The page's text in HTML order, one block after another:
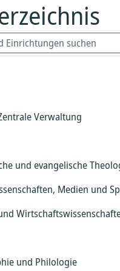
Verwaltung
und Diversität
und
für die Biologische
Forschung und
und evangelische
Theologie
Theologie
und Prüfungsamt
Theologie
und Prüfungsamt
Medien und
FB 02
03und Philologie